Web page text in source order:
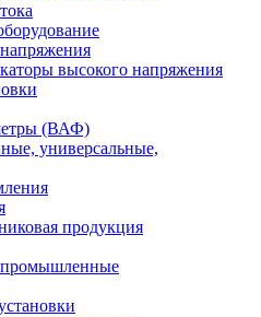
высокого напряжения
(ВАФ)
универсальные,
продукция